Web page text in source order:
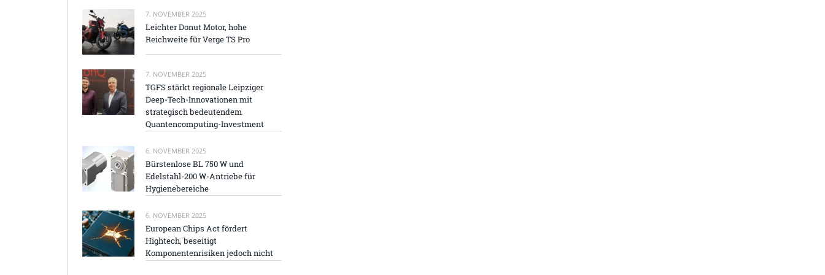
7. NOVEMBER 2025
Leichter Donut Motor, hohe
Reichweite für Verge TS Pro
7. NOVEMBER 2025
TGFS stärkt regionale Leipziger
Deep-Tech-Innovationen mit
strategisch bedeutendem
Quantencomputing-Investment
6. NOVEMBER 2025
Bürstenlose BL 750 W und
Edelstahl-200 W-Antriebe für
Hygienebereiche
6. NOVEMBER 2025
European Chips Act fördert
Hightech, beseitigt
Komponentenrisiken jedoch nicht